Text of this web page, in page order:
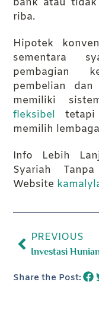
riba.
Hipotek
sementara
pembagian
pembelian
memiliki
fleksibel
memilih
Info Lebih
Syariah
Website
PREVIOUS
Share the Post: